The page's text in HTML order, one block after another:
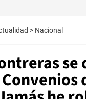
> Nacional
se